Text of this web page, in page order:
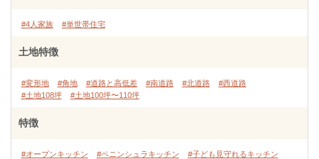
#4人家族 #単世帯住宅
土地特徴
#変形地 #角地 #道路と高低差 #南道路 #北道路
#西道路
#土地108坪
#土地100坪〜110坪
特徴
#オープンキッチン #ペニンシュラキッチン
#子ども見守れるキッチン